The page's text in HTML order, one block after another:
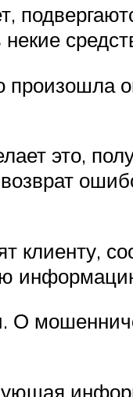
произошла
это,
клиенту,
О